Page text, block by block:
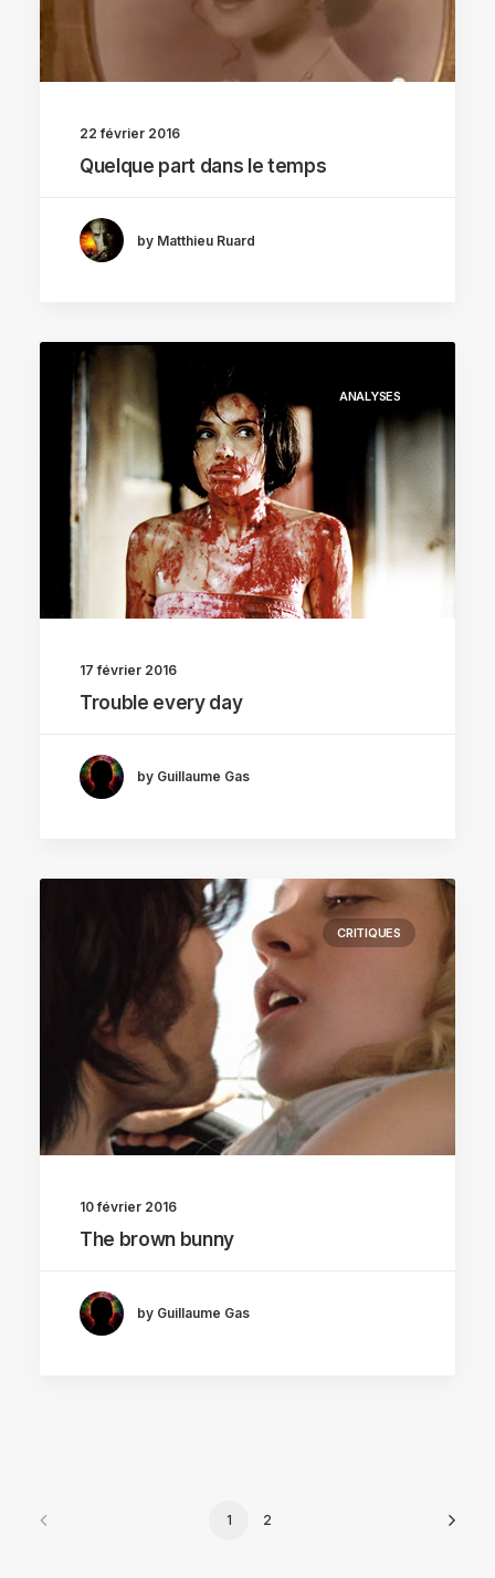
22 février 2016
Quelque part dans le temps
by Matthieu Ruard
ANALYSES
17 février 2016
Trouble every day
by Guillaume Gas
CRITIQUES
10 février 2016
The brown bunny
by Guillaume Gas
1 2